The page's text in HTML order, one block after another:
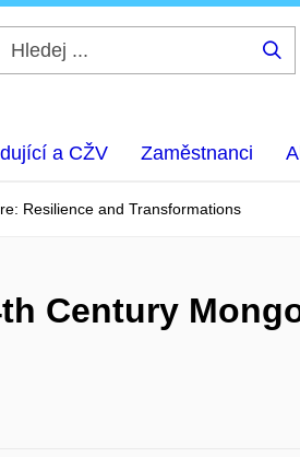
a CŽV Zaměstnanci
Resilience and Transformations
Century